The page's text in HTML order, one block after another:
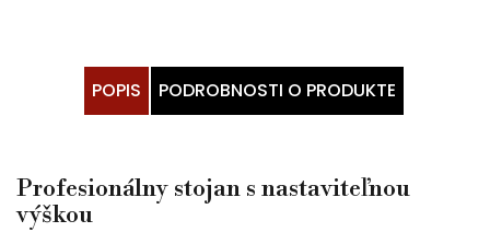
POPIS PODROBNOSTI O PRODUKTE
Profesionálny stojan s nastaviteľnou
výškou